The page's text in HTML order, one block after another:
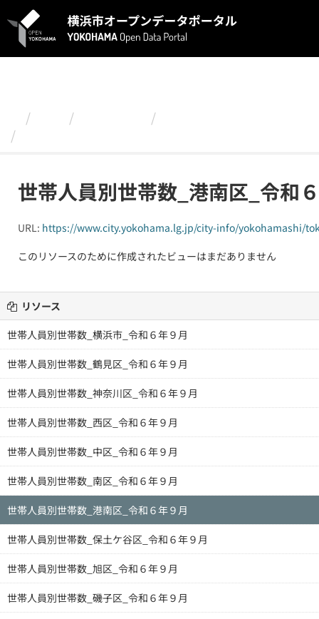
キ
世帯人員別世帯数_港南区_令和
URL: https://www.city.yokohama.lg.jp/city-info/yokohamashi/
このリソースのために作成されたビューはまだありません
リソース
世帯人員別世帯数_横浜市_令和６年９月
世帯人員別世帯数_鶴見区_令和６年９月
世帯人員別世帯数_神奈川区_令和６年９月
世帯人員別世帯数_西区_令和６年９月
世帯人員別世帯数_中区_令和６年９月
世帯人員別世帯数_南区_令和６年９月
世帯人員別世帯数_港南区_令和６年９月
世帯人員別世帯数_保土ケ谷区_令和６年９月
世帯人員別世帯数_旭区_令和６年９月
世帯人員別世帯数_磯子区_令和６年９月